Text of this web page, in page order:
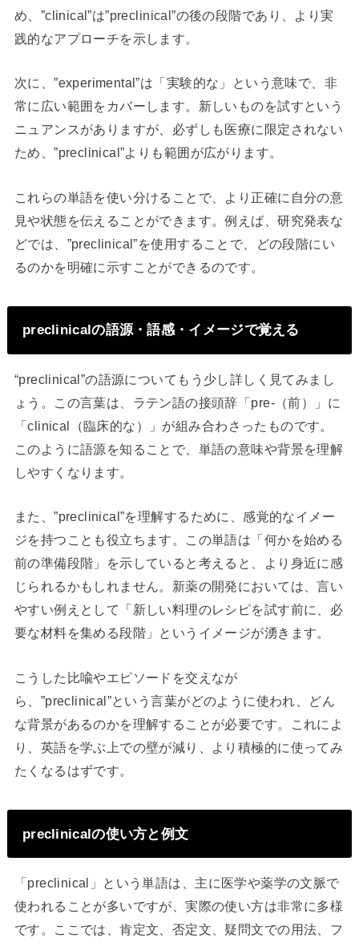
め、”clinical”は”preclinical”の後の段階であり、より実
践的なアプローチを示します。
次に、”experimental”は「実験的な」という意味で、非
常に広い範囲をカバーします。新しいものを試すという
ニュアンスがありますが、必ずしも医療に限定されない
ため、”preclinical”よりも範囲が広がります。
これらの単語を使い分けることで、より正確に自分の意
見や状態を伝えることができます。例えば、研究発表な
どでは、”preclinical”を使用することで、どの段階にい
るのかを明確に示すことができるのです。
preclinicalの語源・語感・イメージで覚える
“preclinical”の語源についてもう少し詳しく見てみまし
ょう。この言葉は、ラテン語の接頭辞「pre-（前）」に
「clinical（臨床的な）」が組み合わさったものです。
このように語源を知ることで、単語の意味や背景を理解
しやすくなります。
また、”preclinical”を理解するために、感覚的なイメー
ジを持つことも役立ちます。この単語は「何かを始める
前の準備段階」を示していると考えると、より身近に感
じられるかもしれません。新薬の開発においては、言い
やすい例えとして「新しい料理のレシピを試す前に、必
要な材料を集める段階」というイメージが湧きます。
こうした比喩やエピソードを交えなが
ら、”preclinical”という言葉がどのように使われ、どん
な背景があるのかを理解することが必要です。これによ
り、英語を学ぶ上での壁が減り、より積極的に使ってみ
たくなるはずです。
preclinicalの使い方と例文
「preclinical」という単語は、主に医学や薬学の文脈で
使われることが多いですが、実際の使い方は非常に多様
です。ここでは、肯定文、否定文、疑問文での用法、フ